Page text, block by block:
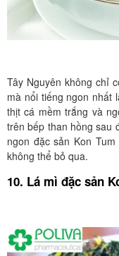
Tây Nguyên không chỉ
mà nổi tiếng ngon nhất
thịt cá mềm trắng và
trên bếp than hồng sau
ngon đặc sản Kon
không thể bỏ qua.
10. Lá mì đặc sản